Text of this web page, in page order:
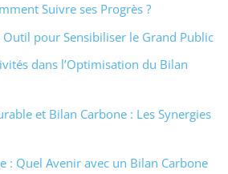
Suivre ses Progrès ?
pour Sensibiliser le Grand Public
dans l’Optimisation du Bilan
et Bilan Carbone : Les Synergies
: Quel Avenir avec un Bilan Carbone